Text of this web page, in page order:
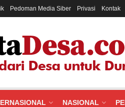
Pedoman Media Siber Privasi Kontak
NASIONAL